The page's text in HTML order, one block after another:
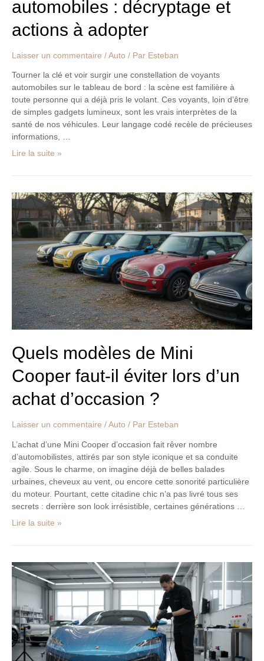
automobiles : décryptage et
actions à adopter
Laisser un commentaire / Auto / Par Esteban
Tourner la clé et voir surgir une constellation de voyants
automobiles sur le tableau de bord : la scène est familière à
toute personne qui a déjà pris le volant. Ces voyants, loin d’être
de simples gadgets lumineux, sont les vrais interprètes de la
santé de nos véhicules. Leur langage codé recèle de précieuses
informations, …
Lire la suite »
Quels modèles de Mini
Cooper faut-il éviter lors d’un
achat d’occasion ?
Laisser un commentaire / Auto / Par Esteban
L’achat d’une Mini Cooper d’occasion fait rêver nombre
d’automobilistes, attirés par son style iconique et sa conduite
agile. Sous le charme, on imagine déjà de belles balades
urbaines, cheveux au vent, ou encore cette sonorité particulière
du moteur. Pourtant, cette citadine chic n’a pas livré tous ses
secrets : derrière son look irrésistible, certaines générations …
Quels
modèles
de
Mini
Cooper
faut-
il
éviter
lors
d’un
achat
?
Lire la suite »
Covering.fr
étend
catalogue
de
formations
et
affirme